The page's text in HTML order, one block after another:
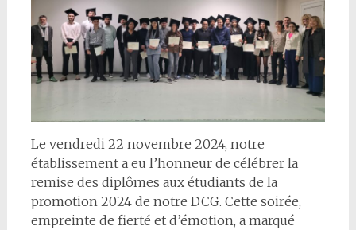
Le vendredi 22 novembre 2024, notre
établissement a eu l’honneur de célébrer la
remise des diplômes aux étudiants de la
promotion 2024 de notre DCG. Cette soirée,
empreinte de fierté et d’émotion, a marqué